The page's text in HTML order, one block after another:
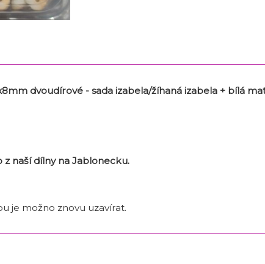
dvoudírové - sada izabela/žíhaná izabela + bílá
z naší dílny na Jablonecku.
je možno znovu uzavírat.